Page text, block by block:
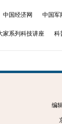
中国经济网 中国军
家系列科技讲座 科
编